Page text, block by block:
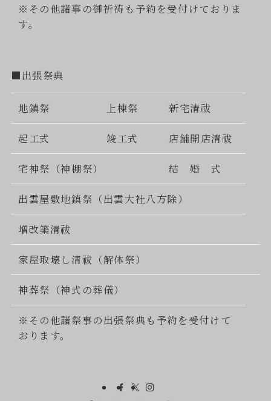
※その他諸事の御祈祷も予約を受付けておりま
す。
■出張祭典
地鎮祭 上棟祭 新宅清祓
起工式 竣工式 店舗開店清祓
宅神祭（神棚祭） 結 婚 式
出雲屋敷地鎮祭（出雲大社八方除）
増改築清祓
家屋取壊し清祓（解体祭）
神葬祭（神式の葬儀）
※その他諸祭事の出張祭典も予約を受付けて
おります。